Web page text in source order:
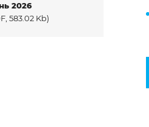
2026
583.02 Kb)